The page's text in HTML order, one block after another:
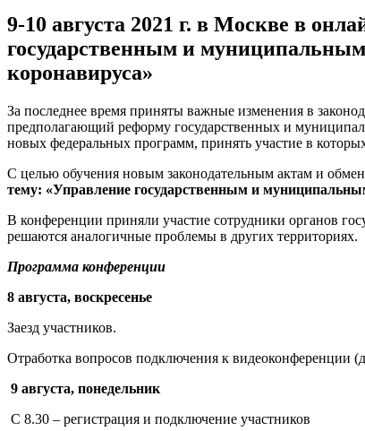
9-10 августа 2021 г. в Москве в
государственным и
коронавируса»
За последнее время приняты важные изменения в
предполагающий реформу государственных и
новых федеральных программ, принять участие в
С целью обучения новым законодательным актам и
тему: «Управление государственным и
В конференции приняли участие сотрудники органов
решаются аналогичные проблемы в других территориях.
Программа конференции
8 августа, воскресенье
Заезд участников.
Отработка вопросов подключения к видеоконференции
9 августа, понедельник
С 8.30 – регистрация и подключение участников